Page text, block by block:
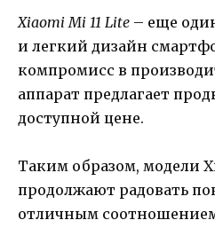
Xiaomi Mi 11 Lite – еще
и легкий дизайн
компромисс в
аппарат предлагает
доступной цене.
Таким образом, модели
продолжают радовать
отличным